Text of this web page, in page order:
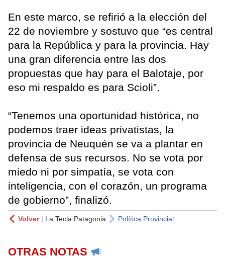
En este marco, se refirió a la elección del
22 de noviembre y sostuvo que “es central
para la República y para la provincia. Hay
una gran diferencia entre las dos
propuestas que hay para el Balotaje, por
eso mi respaldo es para Scioli”.
“Tenemos una oportunidad histórica, no
podemos traer ideas privatistas, la
provincia de Neuquén se va a plantar en
defensa de sus recursos. No se vota por
miedo ni por simpatía, se vota con
inteligencia, con el corazón, un programa
de gobierno”, finalizó.
Volver| La Tecla Patagonia Política Provincial
OTRAS NOTAS